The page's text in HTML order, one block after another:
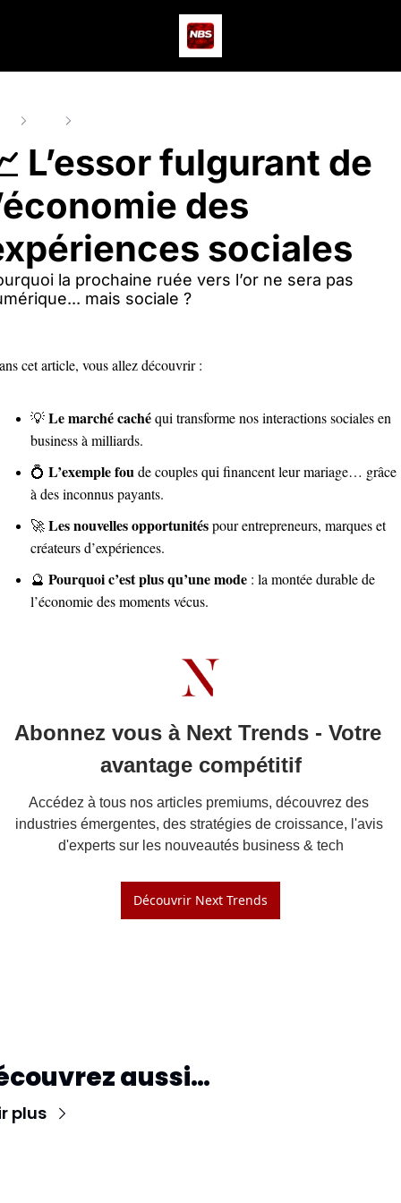
L’essor fulgurant de
des
sociales
la prochaine ruée vers l’or ne sera pas
mais sociale ?
cet article, vous allez découvrir :
💡 Le marché caché qui transforme nos interactions sociales en
business à milliards.
💍 L’exemple fou de couples qui financent leur mariage… grâce
à des inconnus payants.
🚀 Les nouvelles opportunités pour entrepreneurs, marques et
créateurs d’expériences.
🔮 Pourquoi c’est plus qu’une mode : la montée durable de
l’économie des moments vécus.
Abonnez vous à Next Trends - Votre
avantage compétitif
Accédez à tous nos articles premiums, découvrez des
industries émergentes, des stratégies de croissance, l'avis
d'experts sur les nouveautés business & tech
Découvrir Next Trends
aussi…
plus